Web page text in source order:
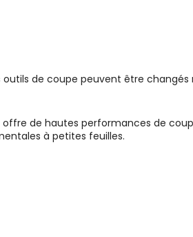
outils de coupe peuvent être
de hautes performances de
à petites feuilles.